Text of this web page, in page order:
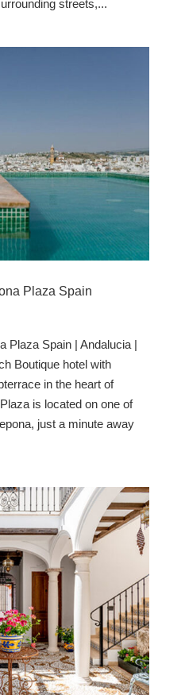
streets,...
Plaza Spain
Plaza Spain | Andalucia |
Boutique hotel with
in the heart of
is located on one of
just a minute away